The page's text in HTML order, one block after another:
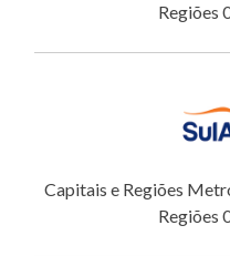
Regiões
Capitais e Regiões
Regiões